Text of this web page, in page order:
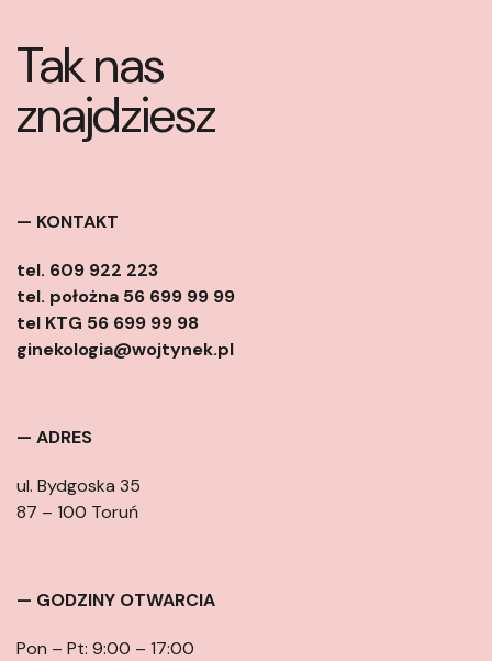
Tak nas
znajdziesz
— KONTAKT
tel. 609 922 223
tel. położna 56 699 99 99
tel KTG 56 699 99 98
ginekologia@wojtynek.pl
— ADRES
ul. Bydgoska 35
87 – 100 Toruń
— GODZINY OTWARCIA
Pon – Pt: 9:00 – 17:00